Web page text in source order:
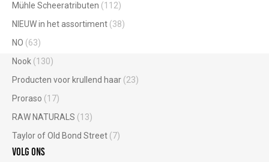
Mühle Scheeratributen (112)
NIEUW in het assortiment (38)
NO (63)
Nook (130)
Producten voor krullend haar (23)
Proraso (17)
RAW NATURALS (13)
Taylor of Old Bond Street (7)
Volg ons